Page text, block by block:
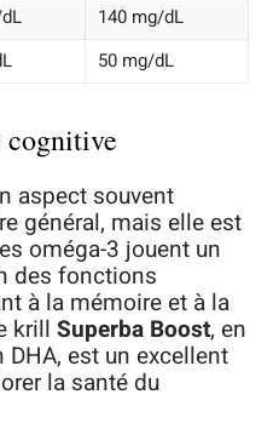
140 mg/dL
50 mg/dL
cognitive
aspect souvent
général, mais elle est
oméga-3 jouent un
des fonctions
à la mémoire et à la
krill Superba Boost, en
est un excellent
la santé du